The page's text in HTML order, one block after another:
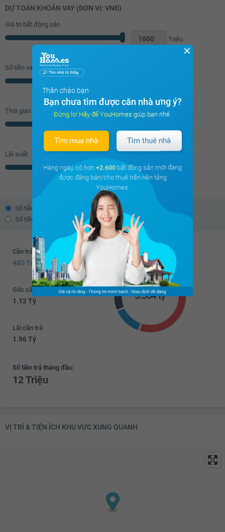
DỰ TOÁN KHOẢN VAY (ĐƠN VỊ: VNĐ)
Giá trị bất động sản
Triệu
Số tiền vay ( 70%/GTNĐ)
Thời gian vay
Lãi suất
% năm
Số tiền trả theo dư nợ giảm dần
Số tiền trả đều hàng tháng
Cần trả trước
480 Triệu
Gốc cần trả
1.12 Tỷ
Lãi cần trả
1.96 Tỷ
Số tiền trả tháng đầu:
12 Triệu
VỊ TRÍ & TIỆN ÍCH KHU VỰC XUNG QUANH
✕
Thân chào bạn
Bạn chưa tìm được căn nhà ưng ý?
Đừng lo! Hãy để YouHomes giúp bạn nhé.
Tìm mua nhà Tìm thuê nhà
Hàng ngày, có hơn +2.600 bất động sản mới đang
được đăng bán/cho thuê trên nền tảng
YouHomes.